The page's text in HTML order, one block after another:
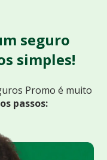
seguro
simples!
Promo é muito
passos: